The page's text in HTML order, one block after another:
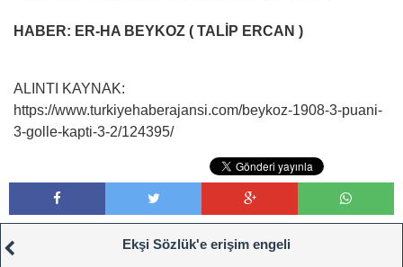
HABER: ER-HA BEYKOZ ( TALİP ERCAN )
ALINTI KAYNAK:
https://www.turkiyehaberajansi.com/beykoz-1908-3-puani-
3-golle-kapti-3-2/124395/
Ekşi Sözlük'e erişim engeli